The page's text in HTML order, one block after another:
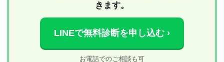
きます。
LINEで無料診断を申し込む ›
お電話でのご相談も可